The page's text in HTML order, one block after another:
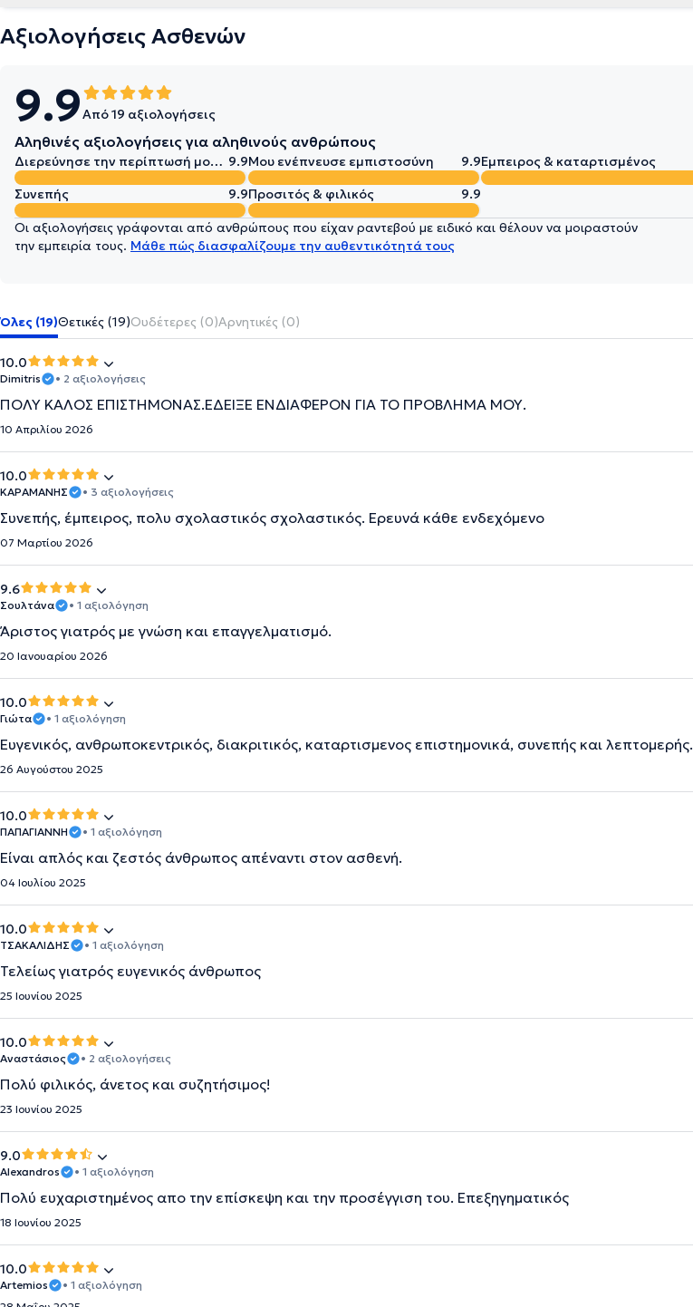
Αξιολογήσεις Ασθενών
9.9Από 19 αξιολογήσεις
Αληθινές αξιολογήσεις για αληθινούς ανθρώπους
Διερεύνησε την περίπτωσή μου σε βάθος 9.9Μου ενέπνευσε εμπιστοσύνη 9.9Έμπειρος & καταρτισμένος
Συνεπής
9.9Προσιτός & φιλικός 9.9
Οι αξιολογήσεις γράφονται από ανθρώπους που είχαν ραντεβού με ειδικό και θέλουν να μοιραστούν
την εμπειρία τους. Μάθε πώς διασφαλίζουμε την αυθεντικότητά τους
Όλες (19)Θετικές (19)Ουδέτερες (0)Αρνητικές (0)
10.0
Dimitris • 2 αξιολογήσεις
ΠΟΛΥ ΚΑΛΟΣ ΕΠΙΣΤΗΜΟΝΑΣ.ΕΔΕΙΞΕ ΕΝΔΙΑΦΕΡΟΝ ΓΙΑ ΤΟ ΠΡΟΒΛΗΜΑ ΜΟΥ.
10 Απριλίου 2026
10.0
ΚΑΡΑΜΑΝΗΣ • 3 αξιολογήσεις
Συνεπής, έμπειρος, πολυ σχολαστικός σχολαστικός. Ερευνά κάθε ενδεχόμενο
07 Μαρτίου 2026
9.6
Σουλτάνα • 1 αξιολόγηση
Άριστος γιατρός με γνώση και επαγγελματισμό.
20 Ιανουαρίου 2026
10.0
Γιώτα • 1 αξιολόγηση
Ευγενικός, ανθρωποκεντρικός, διακριτικός, καταρτισμενος επιστημονικά, συνεπής και λεπτομερής.
26 Αυγούστου 2025
10.0
ΠΑΠΑΓΙΑΝΝΗ • 1 αξιολόγηση
Είναι απλός και ζεστός άνθρωπος απέναντι στον ασθενή.
04 Ιουλίου 2025
10.0
ΤΣΑΚΑΛΙΔΗΣ • 1 αξιολόγηση
Τελείως γιατρός ευγενικός άνθρωπος
25 Ιουνίου 2025
10.0
Αναστάσιος • 2 αξιολογήσεις
Πολύ φιλικός, άνετος και συζητήσιμος!
23 Ιουνίου 2025
9.0
Alexandros • 1 αξιολόγηση
Πολύ ευχαριστημένος απο την επίσκεψη και την προσέγγιση του. Επεξηγηματικός
18 Ιουνίου 2025
10.0
Artemios
• 1 αξιολόγηση